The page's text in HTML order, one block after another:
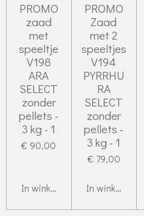
PROMO
zaad
met
speeltje
V198
ARA
SELECT
zonder
pellets -
3 kg - 1
€ 90,00
In winkelwagen
PROMO
Zaad
met 2
speeltjes
V194
PYRRHU
RA
SELECT
zonder
pellets -
3 kg - 1
€ 79,00
In